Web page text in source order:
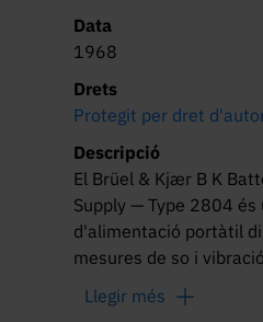
Data
1968
Drets
Protegit per dret
Descripció
El Brüel & Kjær B K
Supply — Type 2804 és
d'alimentació portàtil
mesures de so i
enregistrament de
mesures d'aïllament
Llegir més